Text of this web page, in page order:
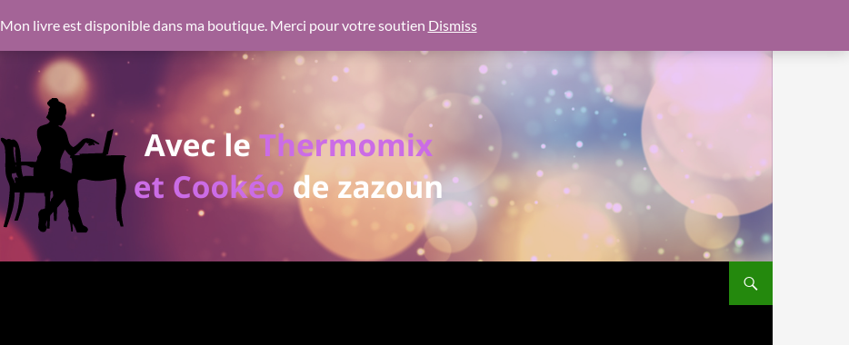
Mon livre est disponible dans ma boutique. Merci pour votre soutien Dismiss